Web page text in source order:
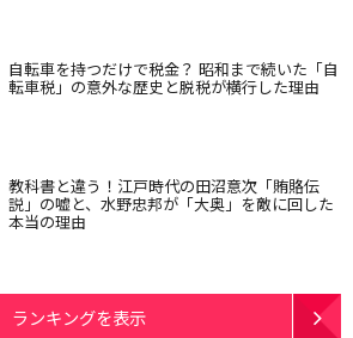
自転車を持つだけで税金？ 昭和まで続いた「自
転車税」の意外な歴史と脱税が横行した理由
教科書と違う！江戸時代の田沼意次「賄賂伝
説」の嘘と、水野忠邦が「大奥」を敵に回した
本当の理由
ランキングを表示